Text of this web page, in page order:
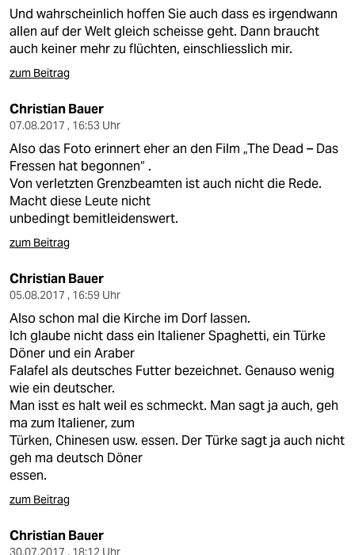
Und wahrscheinlich hoffen Sie auch dass es irgendwann
allen auf der Welt gleich scheisse geht. Dann braucht
auch keiner mehr zu flüchten, einschliesslich mir.
zum Beitrag
Christian Bauer
07.08.2017 , 16:53 Uhr
Also das Foto erinnert eher an den Film „The Dead – Das
Fressen hat begonnen“ .
Von verletzten Grenzbeamten ist auch nicht die Rede.
Macht diese Leute nicht
unbedingt bemitleidenswert.
zum Beitrag
Christian Bauer
05.08.2017 , 16:59 Uhr
Also schon mal die Kirche im Dorf lassen.
Ich glaube nicht dass ein Italiener Spaghetti, ein Türke
Döner und ein Araber
Falafel als deutsches Futter bezeichnet. Genauso wenig
wie ein deutscher.
Man isst es halt weil es schmeckt. Man sagt ja auch, geh
ma zum Italiener, zum
Türken, Chinesen usw. essen. Der Türke sagt ja auch nicht
geh ma deutsch Döner
essen.
zum Beitrag
Christian Bauer
30.07.2017 , 18:12 Uhr